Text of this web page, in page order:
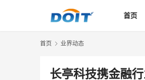
首页
首页 业界动态
长亭科技携金融